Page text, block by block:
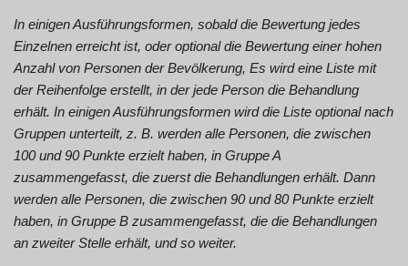
In einigen Ausführungsformen, sobald die Bewertung jedes
Einzelnen erreicht ist, oder optional die Bewertung einer hohen
Anzahl von Personen der Bevölkerung, Es wird eine Liste mit
der Reihenfolge erstellt, in der jede Person die Behandlung
erhält. In einigen Ausführungsformen wird die Liste optional nach
Gruppen unterteilt, z. B. werden alle Personen, die zwischen
100 und 90 Punkte erzielt haben, in Gruppe A
zusammengefasst, die zuerst die Behandlungen erhält. Dann
werden alle Personen, die zwischen 90 und 80 Punkte erzielt
haben, in Gruppe B zusammengefasst, die die Behandlungen
an zweiter Stelle erhält, und so weiter.